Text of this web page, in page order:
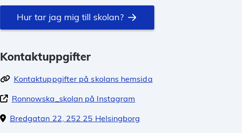
Hur tar jag mig till skolan?
Kontaktuppgifter
Kontaktuppgifter på skolans hemsida
Ronnowska_skolan på Instagram
Bredgatan 22, 252 25 Helsingborg